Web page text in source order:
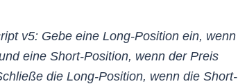
v5: Gebe eine Long-Position ein, wenn
eine Short-Position, wenn der Preis
die Long-Position, wenn die Short-